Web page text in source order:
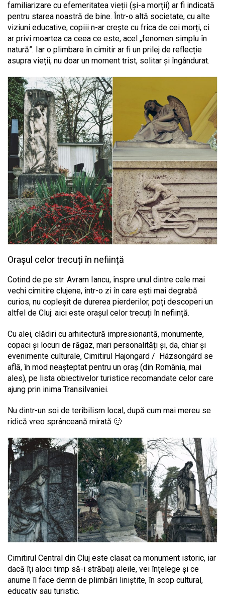
familiarizare cu efemeritatea vieții (și-a morții) ar fi indicată
pentru starea noastră de bine. Într-o altă societate, cu alte
viziuni educative, copiii n-ar crește cu frica de cei morți, ci
ar privi moartea ca ceea ce este, acel „fenomen simplu în
natură”. Iar o plimbare în cimitir ar fi un prilej de reflecție
asupra vieții, nu doar un moment trist, solitar și îngândurat.
Orașul celor trecuți în neființă
Cotind de pe str. Avram Iancu, înspre unul dintre cele mai
vechi cimitire clujene, într-o zi în care ești mai degrabă
curios, nu copleșit de durerea pierderilor, poți descoperi un
altfel de Cluj: aici este orașul celor trecuți în neființă.
Cu alei, clădiri cu arhitectură impresionantă, monumente,
copaci și locuri de răgaz, mari personalități și, da, chiar și
evenimente culturale, Cimitirul Hajongard / Házsongárd se
află, în mod neașteptat pentru un oraș (din România, mai
ales), pe lista obiectivelor turistice recomandate celor care
ajung prin inima Transilvaniei.
Nu dintr-un soi de teribilism local, după cum mai mereu se
ridică vreo sprânceană mirată 🙂
Cimitirul Central din Cluj este clasat ca monument istoric, iar
dacă îți aloci timp să-i străbați aleile, vei înțelege și ce
anume îl face demn de plimbări liniștite, în scop cultural,
educativ sau turistic.